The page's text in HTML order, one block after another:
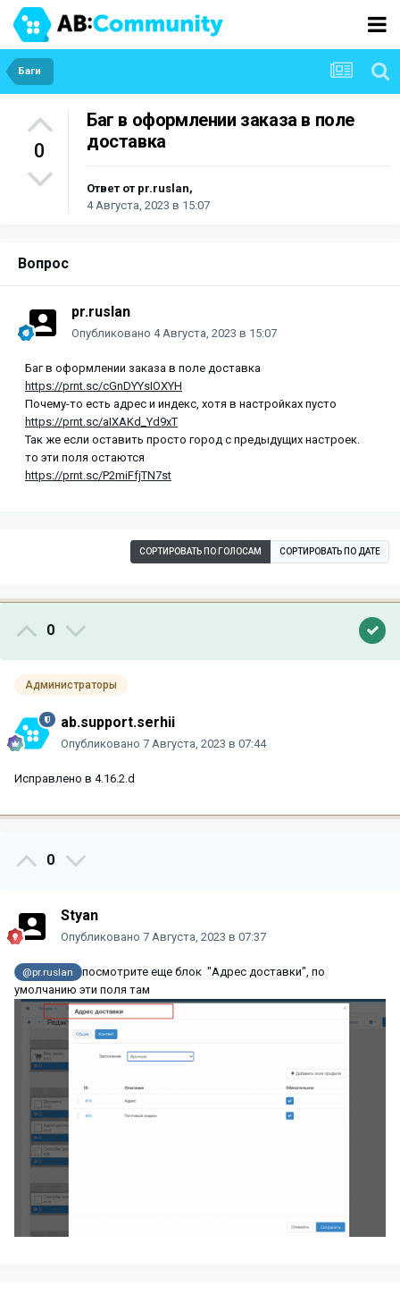
Баги
0
Баг в оформлении заказа в поле
доставка
Ответ от pr.ruslan,
4 Августа, 2023 в 15:07
Вопрос
pr.ruslan
Опубликовано 4 Августа, 2023 в 15:07
Баг в оформлении заказа в поле доставка
https://prnt.sc/cGnDYYsIOXYH
Почему-то есть адрес и индекс, хотя в настройках пусто
https://prnt.sc/aIXAKd_Yd9xT
Так же если оставить просто город с предыдущих настроек.
то эти поля остаются
https://prnt.sc/P2miFfjTN7st
СОРТИРОВАТЬ ПО ГОЛОСАМ СОРТИРОВАТЬ ПО ДАТЕ
0
Администраторы
ab.support.serhii
Опубликовано 7 Августа, 2023 в 07:44
Исправлено в 4.16.2.d
0
Styan
Опубликовано 7 Августа, 2023 в 07:37
@pr.ruslan
посмотрите еще блок "Адрес доставки", по
умолчанию эти поля там